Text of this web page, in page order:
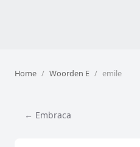
Home Woorden E emile
← Embraca